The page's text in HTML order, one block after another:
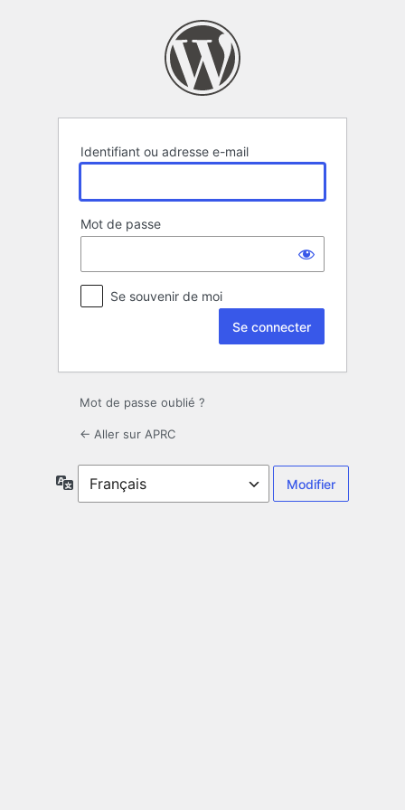
Identifiant ou adresse e-mail
Mot de passe
Se souvenir de moi
Mot de passe oublié ?
← Aller sur APRC
Langue